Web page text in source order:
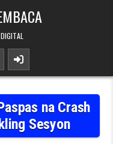
na Crash
Sesyon